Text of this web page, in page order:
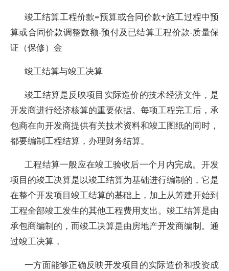
竣工结算工程价款=预算或合同价款+施工过程中预
算或合同价款调整数额-预付及已结算工程价款-质量保
证（保修）金
竣工结算与竣工决算
竣工结算是反映项目实际造价的技术经济文件，是
开发商进行经济核算的重要依据。每项工程完工后，承
包商在向开发商提供有关技术资料和竣工图纸的同时，
都要编制工程结算，办理财务结算。
工程结算一般应在竣工验收后一个月内完成。开发
项目的竣工决算是以竣工结算为基础进行编制的，它是
在整个开发项目竣工结算的基础上，加上从筹建开始到
工程全部竣工发生的其他工程费用支出。竣工结算是由
承包商编制的，而竣工决算是由房地产开发商编制。通
过竣工决算，
一方面能够正确反映开发项目的实际造价和投资成